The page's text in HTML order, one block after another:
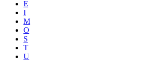
E
I
M
O
S
T
U